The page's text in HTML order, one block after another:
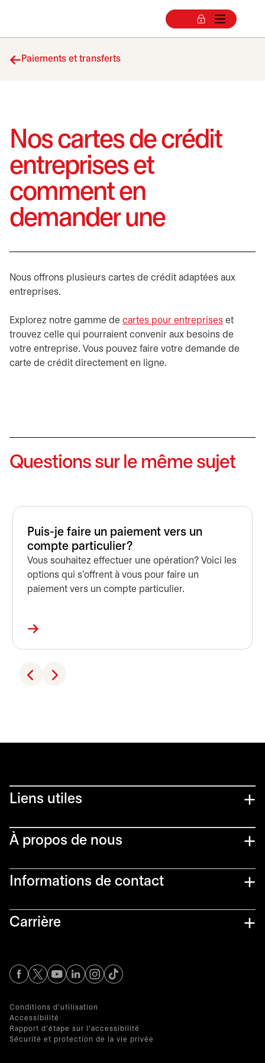
Paiements et transferts
Nos cartes de crédit
entreprises et
comment en
demander une
Nous offrons plusieurs cartes de crédit adaptées aux
entreprises.
Explorez notre gamme de cartes pour entreprises et
trouvez celle qui pourraient convenir aux besoins de
votre entreprise. Vous pouvez faire votre demande de
carte de crédit directement en ligne.
Questions sur le même sujet
Puis-je faire un paiement vers un
compte particulier?
Vous souhaitez effectuer une opération? Voici les
options qui s’offrent à vous pour faire un
paiement vers un compte particulier.
Liens utiles​
À propos de nous
Informations de contact​
Carrière
s’ouvre dans un nouvel onglet
s’ouvre dans un nouvel onglet
s’ouvre dans un nouvel onglet
s’ouvre dans un nouvel onglet
s’ouvre dans un nouvel onglet
Conditions d'utilisation
Accessibilité
Rapport d'étape sur l'accessibilité
Sécurité et protection de la vie privée